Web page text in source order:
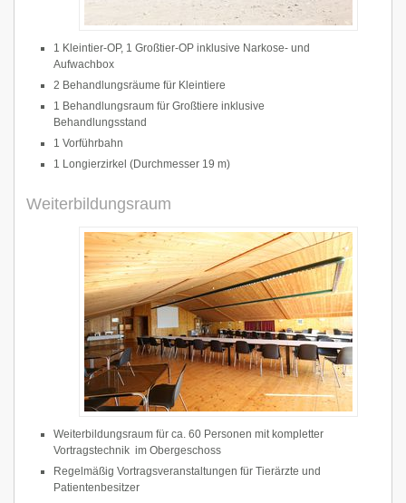
1 Kleintier-OP, 1 Großtier-OP inklusive Narkose- und
Aufwachbox
2 Behandlungsräume für Kleintiere
1 Behandlungsraum für Großtiere inklusive
Behandlungsstand
1 Vorführbahn
1 Longierzirkel (Durchmesser 19 m)
Weiterbildungsraum
Weiterbildungsraum für ca. 60 Personen mit kompletter
Vortragstechnik im Obergeschoss
Regelmäßig Vortragsveranstaltungen für Tierärzte und
Patientenbesitzer